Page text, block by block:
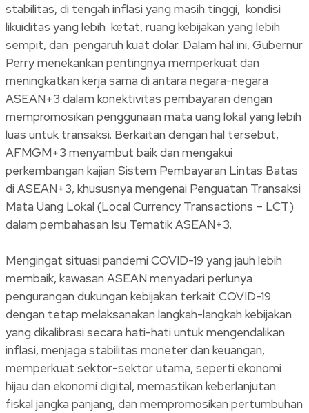
stabilitas, di tengah inflasi yang masih tinggi, kondisi
likuiditas yang lebih ketat, ruang kebijakan yang lebih
sempit, dan pengaruh kuat dolar. Dalam hal ini, Gubernur
Perry menekankan pentingnya memperkuat dan
meningkatkan kerja sama di antara negara-negara
ASEAN+3 dalam konektivitas pembayaran dengan
mempromosikan penggunaan mata uang lokal yang lebih
luas untuk transaksi. Berkaitan dengan hal tersebut,
AFMGM+3 menyambut baik dan mengakui
perkembangan kajian Sistem Pembayaran Lintas Batas
di ASEAN+3, khususnya mengenai Penguatan Transaksi
Mata Uang Lokal (Local Currency Transactions – LCT)
dalam pembahasan Isu Tematik ASEAN+3.
Mengingat situasi pandemi COVID-19 yang jauh lebih
membaik, kawasan ASEAN menyadari perlunya
pengurangan dukungan kebijakan terkait COVID-19
dengan tetap melaksanakan langkah-langkah kebijakan
yang dikalibrasi secara hati-hati untuk mengendalikan
inflasi, menjaga stabilitas moneter dan keuangan,
memperkuat sektor-sektor utama, seperti ekonomi
hijau dan ekonomi digital, memastikan keberlanjutan
fiskal jangka panjang, dan mempromosikan pertumbuhan